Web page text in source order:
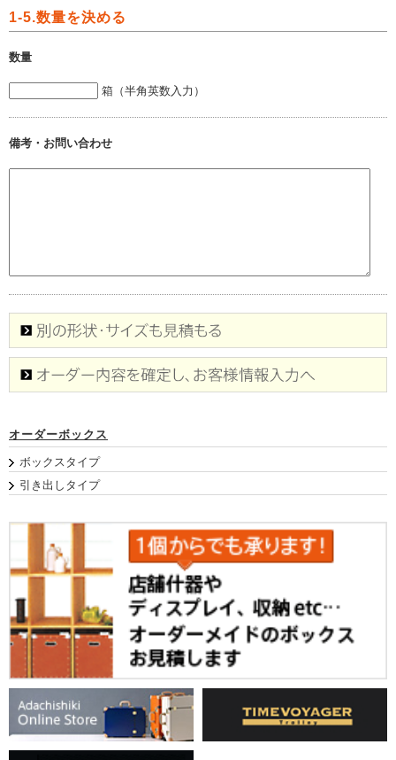
1-5.数量を決める
数量
箱（半角英数入力）
備考・お問い合わせ
オーダーボックス
ボックスタイプ
引き出しタイプ